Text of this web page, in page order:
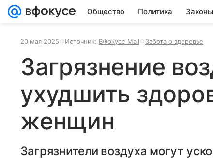
Общество Политика Законы
20 мая 2025 Источник: ВФокусе Mail Забота о здоровье
Загрязнение
ухудшить
женщин
Загрязнители воздуха могут